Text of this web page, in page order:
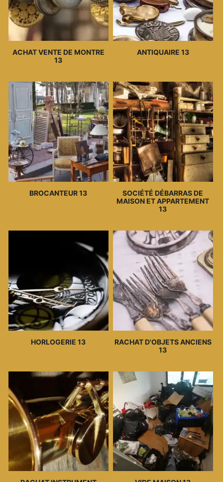
ACHAT VENTE DE MONTRE
13
ANTIQUAIRE 13
BROCANTEUR 13
SOCIÉTÉ DÉBARRAS DE
MAISON ET APPARTEMENT
13
HORLOGERIE 13
RACHAT D'OBJETS ANCIENS
13